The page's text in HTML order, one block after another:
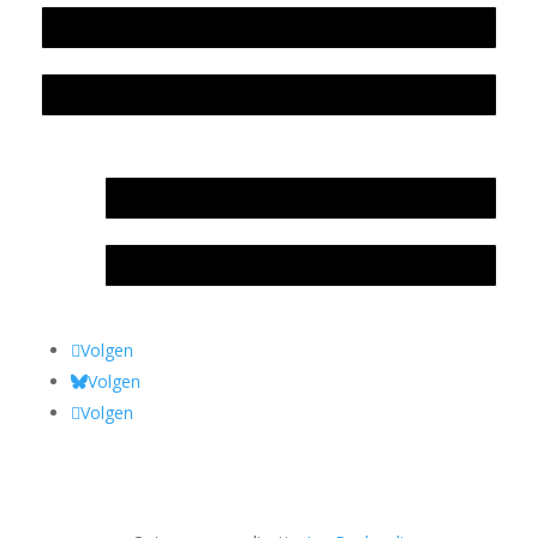
Volgen
Volgen
Volgen